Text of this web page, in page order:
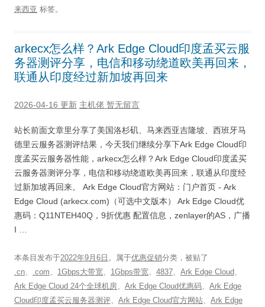
来西亚 标签。
arkecx怎么样？Ark Edge Cloud印度孟买云服
务器测评分享，电信和移动绕道欧美再回来，
联通从印度经过新加坡再回来
2026-04-16 更新 主机佬 暂无留言
站长前面文章里分享了美国洛杉矶、马来西亚吉隆坡、西班牙马
德里云服务器测评结果，今天我们继续分享下Ark Edge Cloud印
度孟买云服务器性能，arkecx怎么样？Ark Edge Cloud印度孟买
云服务器测评分享，电信和移动绕道欧美再回来，联通从印度经
过新加坡再回来。 Ark Edge Cloud官方网站：门户首页 - Ark
Edge Cloud (arkecx.com)（可选中文版本） Ark Edge Cloud优
惠码：Q11NTEH40Q，9折优惠 配置信息，zenlayer的AS，广播
I …
本条目发布于2022年9月6日 。属于优惠促销分类，被贴了
.cn、 .com、 1Gbps大带宽、 1Gbps带宽、 4837、 Ark Edge Cloud、
Ark Edge Cloud 24个全球机房、 Ark Edge Cloud优惠码、 Ark Edge
Cloud印度孟买云服务器测评、 Ark Edge Cloud官方网站、 Ark Edge